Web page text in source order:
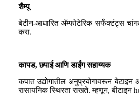
शैम्पू
बेटीन-आधारित अ‍ॅम्फोटेरिक सर्फॅक्टंट्स
करा.
कापड, छपाई आणि डाईंग सहाय्यक
कपात उद्योगातील अनुप्रयोगावरून
रासायनिक स्थिरता राखते. म्हणून,